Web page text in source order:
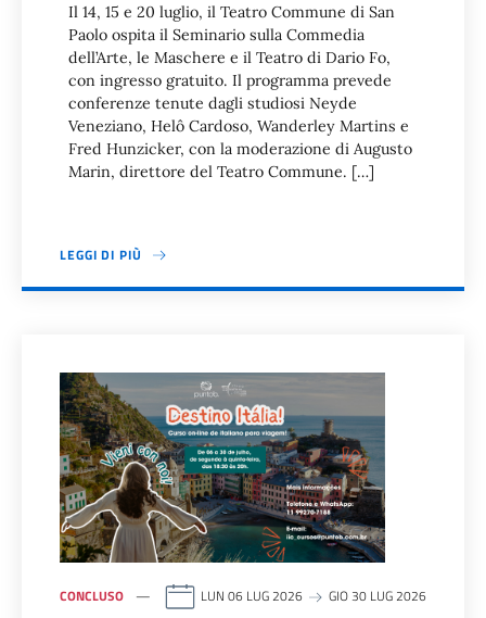
Il 14, 15 e 20 luglio, il Teatro Commune di San
Paolo ospita il Seminario sulla Commedia
dell’Arte, le Maschere e il Teatro di Dario Fo,
con ingresso gratuito. Il programma prevede
conferenze tenute dagli studiosi Neyde
Veneziano, Helô Cardoso, Wanderley Martins e
Fred Hunzicker, con la moderazione di Augusto
Marin, direttore del Teatro Commune. […]
LEGGI DI PIÙ
CONCLUSO LUN 06 LUG 2026 GIO 30 LUG 2026